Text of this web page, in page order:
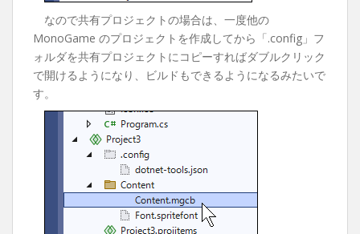
なので共有プロジェクトの場合は、一度他の
MonoGame のプロジェクトを作成してから「.config」フ
ォルダを共有プロジェクトにコピーすればダブルクリック
で開けるようになり、ビルドもできるようになるみたいで
す。